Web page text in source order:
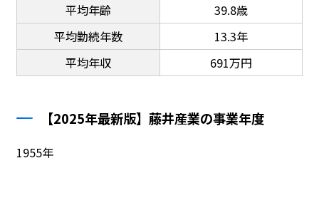
平均年齢
39.8歳
平均勤続年数
13.3年
平均年収
691万円
【2025年最新版】藤井産業の事業年度
1955年